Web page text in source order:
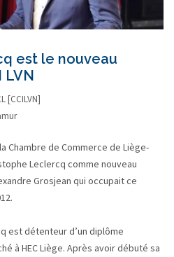
est le nouveau
LVN
[CCILVN]
Chambre de Commerce de Liège-
Leclercq comme nouveau
Grosjean qui occupait ce
est détenteur d’un diplôme
à HEC Liège. Après avoir débuté sa